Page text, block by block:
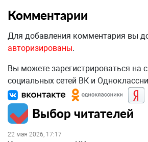
Комментарии
Для добавления комментария вы
авторизированы.
Вы можете зарегистрироваться на
социальных сетей ВК и
Выбор читателей
22 мая 2026, 17:17